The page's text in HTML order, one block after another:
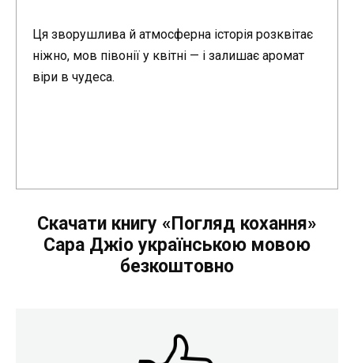
Ця зворушлива й атмосферна історія розквітає
ніжно, мов півонії у квітні — і залишає аромат
віри в чудеса.
Скачати книгу «Погляд кохання»
Сара Джіо українською мовою
безкоштовно